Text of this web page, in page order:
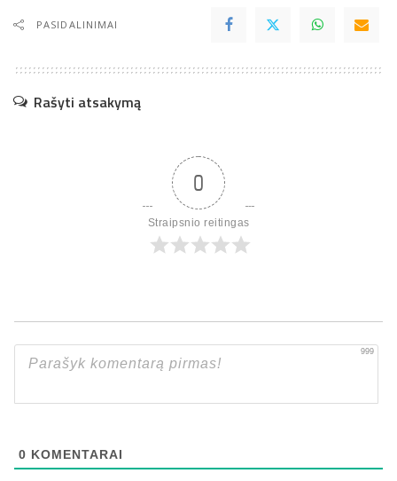
PASIDALINIMAI
Rašyti atsakymą
0
Straipsnio reitingas
999
0 KOMENTARAI